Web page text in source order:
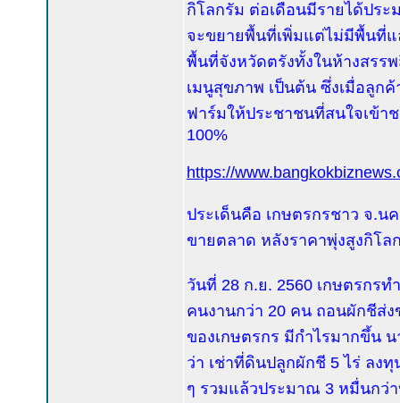
กิโลกรัม ต่อเดือนมีรายได้ประ
จะขยายพื้นที่เพิ่มแต่ไม่มีพื้นที่แ
พื้นที่จังหวัดตรังทั้งในห้างสรร
เมนูสุขภาพ เป็นต้น ซึ่งเมื่อลูก
ฟาร์มให้ประชาชนที่สนใจเข้า
100%
https://
ประเด็นคือ เกษตรกรชาว จ.น
ขายตลาด หลังราคาพุ่งสูงกิโล
วันที่ 28 ก.ย. 2560 เกษตรกร
คนงานกว่า 20 คน ถอนผักชีส่
ของเกษตรกร มีกำไรมากขึ้น
ว่า เช่าที่ดินปลูกผักชี 5 ไร่ ลง
ๆ รวมแล้วประมาณ 3 หมื่นกว่า